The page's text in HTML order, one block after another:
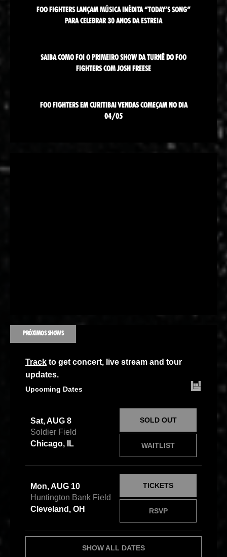
FOO FIGHTERS LANÇAM MÚSICA INÉDITA “TODAY’S SONG”
PARA CELEBRAR 30 ANOS DA ESTREIA
SAIBA COMO FOI O PRIMEIRO SHOW DA TURNÊ DO FOO
FIGHTERS COM JOSH FREESE
FOO FIGHTERS EM CURITIBA! VENDAS COMEÇAM NO DIA
04/05
PRÓXIMOS SHOWS
Track to get concert, live stream and tour
updates.
Upcoming Dates
Sat, AUG 8
Soldier Field
Chicago, IL
WAITLIST
SOLD OUT
Mon, AUG 10
Huntington Bank Field
Cleveland, OH
RSVP
TICKETS
SHOW ALL DATES